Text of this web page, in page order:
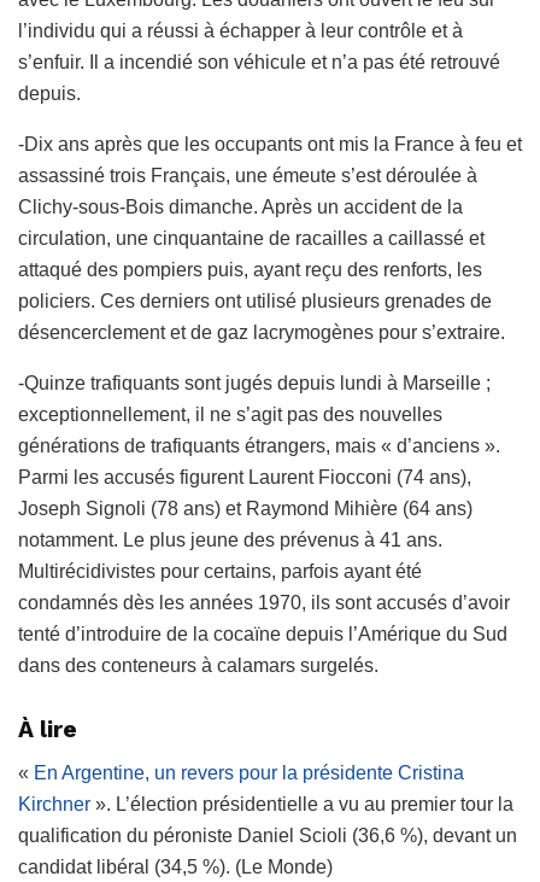
l’individu qui a réussi à échapper à leur contrôle et à
s’enfuir. Il a incendié son véhicule et n’a pas été retrouvé
depuis.
-Dix ans après que les occupants ont mis la France à feu et
assassiné trois Français, une émeute s’est déroulée à
Clichy-sous-Bois dimanche. Après un accident de la
circulation, une cinquantaine de racailles a caillassé et
attaqué des pompiers puis, ayant reçu des renforts, les
policiers. Ces derniers ont utilisé plusieurs grenades de
désencerclement et de gaz lacrymogènes pour s’extraire.
-Quinze trafiquants sont jugés depuis lundi à Marseille ;
exceptionnellement, il ne s’agit pas des nouvelles
générations de trafiquants étrangers, mais « d’anciens ».
Parmi les accusés figurent Laurent Fiocconi (74 ans),
Joseph Signoli (78 ans) et Raymond Mihière (64 ans)
notamment. Le plus jeune des prévenus à 41 ans.
Multirécidivistes pour certains, parfois ayant été
condamnés dès les années 1970, ils sont accusés d’avoir
tenté d’introduire de la cocaïne depuis l’Amérique du Sud
dans des conteneurs à calamars surgelés.
À lire
« En Argentine, un revers pour la présidente Cristina
Kirchner ». L’élection présidentielle a vu au premier tour la
qualification du péroniste Daniel Scioli (36,6 %), devant un
candidat libéral (34,5 %). (Le Monde)